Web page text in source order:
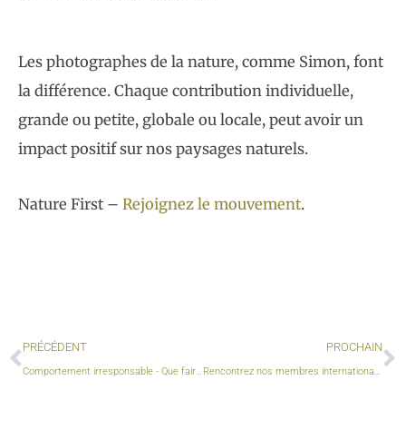
Les photographes de la nature, comme Simon, font
la différence. Chaque contribution individuelle,
grande ou petite, globale ou locale, peut avoir un
impact positif sur nos paysages naturels.
Nature First – Rejoignez le mouvement.
Précédent
PRÉCÉDENT PROCHAIN